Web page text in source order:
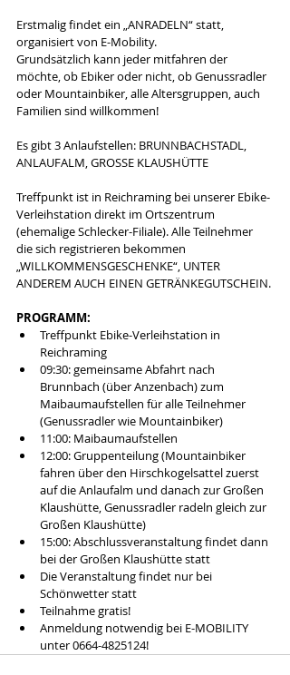
Erstmalig findet ein „ANRADELN“ statt,
organisiert von E-Mobility.
Grundsätzlich kann jeder mitfahren der
möchte, ob Ebiker oder nicht, ob Genussradler
oder Mountainbiker, alle Altersgruppen, auch
Familien sind willkommen!
Es gibt 3 Anlaufstellen: BRUNNBACHSTADL,
ANLAUFALM, GROSSE KLAUSHÜTTE
Treffpunkt ist in Reichraming bei unserer Ebike-
Verleihstation direkt im Ortszentrum
(ehemalige Schlecker-Filiale). Alle Teilnehmer
die sich registrieren bekommen
„WILLKOMMENSGESCHENKE“, UNTER
ANDEREM AUCH EINEN GETRÄNKEGUTSCHEIN.
PROGRAMM:
Treffpunkt Ebike-Verleihstation in
Reichraming
09:30: gemeinsame Abfahrt nach
Brunnbach (über Anzenbach) zum
Maibaumaufstellen für alle Teilnehmer
(Genussradler wie Mountainbiker)
11:00: Maibaumaufstellen
12:00: Gruppenteilung (Mountainbiker
fahren über den Hirschkogelsattel zuerst
auf die Anlaufalm und danach zur Großen
Klaushütte, Genussradler radeln gleich zur
Großen Klaushütte)
15:00: Abschlussveranstaltung findet dann
bei der Großen Klaushütte statt
Die Veranstaltung findet nur bei
Schönwetter statt
Teilnahme gratis!
Anmeldung notwendig bei E-MOBILITY
unter 0664-4825124!